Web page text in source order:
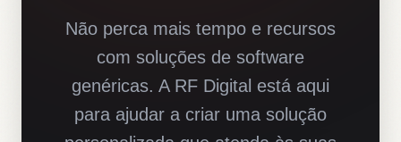
Não perca mais tempo e recursos
com soluções de software
genéricas. A RF Digital está aqui
para ajudar a criar uma solução